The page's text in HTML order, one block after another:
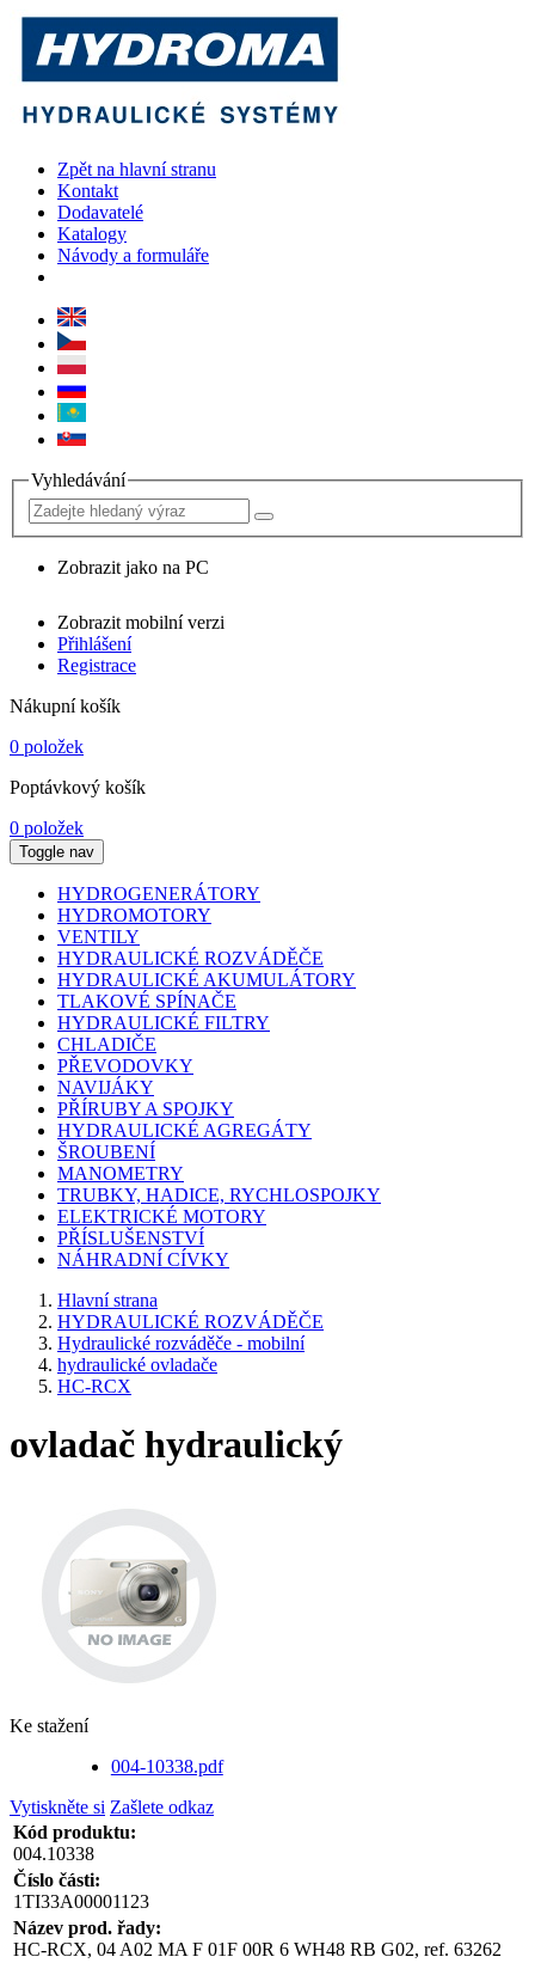
Zpět na hlavní stranu
Kontakt
Dodavatelé
Katalogy
Návody a formuláře
Vyhledávání
Zobrazit jako na PC
Zobrazit mobilní verzi
Přihlášení
Registrace
Nákupní košík
0 položek
Poptávkový košík
0 položek
Toggle nav
HYDROGENERÁTORY
HYDROMOTORY
VENTILY
HYDRAULICKÉ ROZVÁDĚČE
HYDRAULICKÉ AKUMULÁTORY
TLAKOVÉ SPÍNAČE
HYDRAULICKÉ FILTRY
CHLADIČE
PŘEVODOVKY
NAVIJÁKY
PŘÍRUBY A SPOJKY
HYDRAULICKÉ AGREGÁTY
ŠROUBENÍ
MANOMETRY
TRUBKY, HADICE, RYCHLOSPOJKY
ELEKTRICKÉ MOTORY
PŘÍSLUŠENSTVÍ
NÁHRADNÍ CÍVKY
Hlavní strana
HYDRAULICKÉ ROZVÁDĚČE
Hydraulické rozváděče - mobilní
hydraulické ovladače
HC-RCX
ovladač hydraulický
Ke stažení
004-10338.pdf
Vytiskněte si Zašlete odkaz
Kód produktu:
004.10338
Číslo části:
1TI33A00001123
Název prod. řady:
HC-RCX, 04 A02 MA F 01F 00R 6 WH48 RB G02, ref. 63262